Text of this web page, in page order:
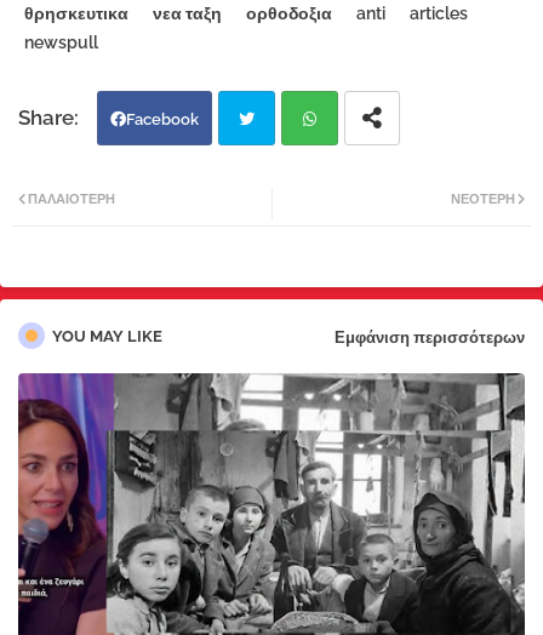
θρησκευτικα
νεα ταξη ορθοδοξια anti
articles
newspull
Facebook
pp
ΝΕΌΤΕΡΗ
ΠΑΛΑΙΌΤΕΡΗ
YOU MAY LIKE Εμφάνιση περισσότερων